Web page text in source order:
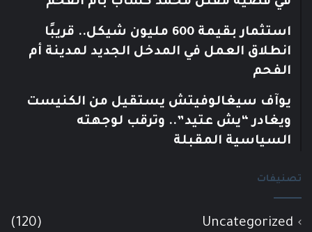
استثمار بقيمة 600 مليون شيكل.. قريبًا
انطلاق العمل في المدخل الجديد لمدينة أم
الفحم
يوآف سيغالوفيتش يستقيل من الكنيست
ويغادر “يش عتيد”.. وترقب لوجهته
السياسية المقبلة
تصنيفات
Uncategorized
(120)